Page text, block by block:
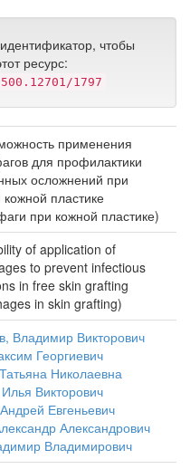
чтобы
ресурс:
1797
применения
для профилактики
осложнений при
пластике
при кожной пластике)
of application of
to prevent infectious
in free skin grafting
in skin grafting)
Владимир Викторович
Георгиевич
Николаевна
Викторович
Евгеньевич
Александрович
Владимирович